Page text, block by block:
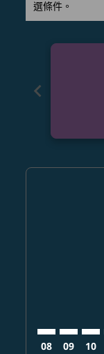
選條件。
chevron_left
08 09 10